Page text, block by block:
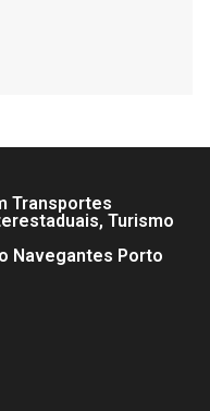
Transportes
Turismo
Navegantes Porto